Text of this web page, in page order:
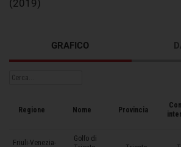
(2019)
GRAFICO